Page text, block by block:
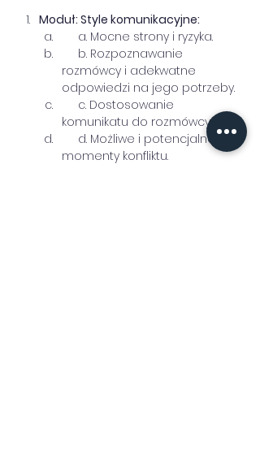
Moduł: Style komunikacyjne:
a. Mocne strony i ryzyka.
b. Rozpoznawanie
rozmówcy i adekwatne
odpowiedzi na jego potrzeby.
c. Dostosowanie
komunikatu do rozmówcy.
d. Możliwe i potencjalne
momenty konfliktu.